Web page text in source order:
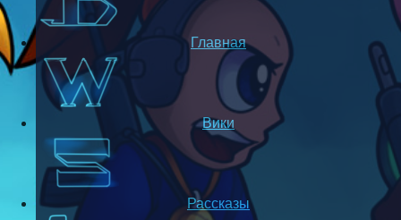
Главная
Вики
Рассказы